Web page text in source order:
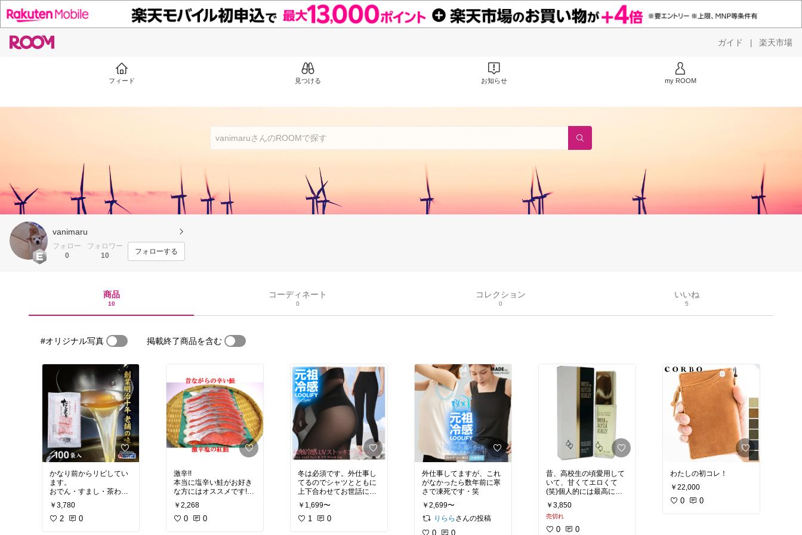
ガイド | 楽天市場
フィード 見つける お知らせ my ROOM
vanimaru
フォロー
0
フォロワー
10
フォローする
商品
10
コーディネート
0
コレクション
0
いいね
5
#オリジナル写真 掲載終了商品を含む
かなり前からリピしてい
ます。
おでん・すまし・茶わん
蒸し・・・これさえあれ
ば料理上手と錯覚起こせ
るほど。
￥3,780
2 0
激辛!!
本当に塩辛い鮭がお好き
な方にはオススメです!
ちなみに私は辛すぎて食
べれませんσ(￣∇￣;)
￥2,268
0 0
冬は必須です。外仕事し
てるのでシャツとともに
上下合わせてお世話にな
ってます。
￥1,699〜
1 0
外仕事してますが、これ
がなかったら数年前に寒
さで凍死です・笑
￥2,699〜
りらら さんの投稿
0 0
昔、高校生の頃愛用して
いて、甘くてエロくて
(笑)個人的には最高にい
い香り。
まだあったとは!!
￥3,850
売切れ
0 0
わたしの初コレ！
￥22,000
0 0